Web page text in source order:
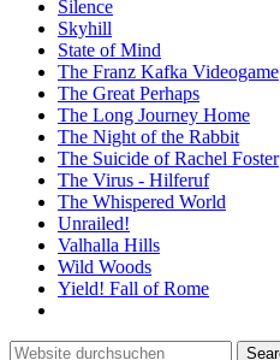
Silence
Skyhill
State of Mind
The Franz Kafka Videogame
The Great Perhaps
The Long Journey Home
The Night of the Rabbit
The Suicide of Rachel Foster
The Virus - Hilferuf
The Whispered World
Unrailed!
Valhalla Hills
Wild Woods
Yield! Fall of Rome